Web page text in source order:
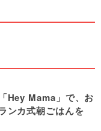
Hey Mama」で、お
ンカ式朝ごはんを